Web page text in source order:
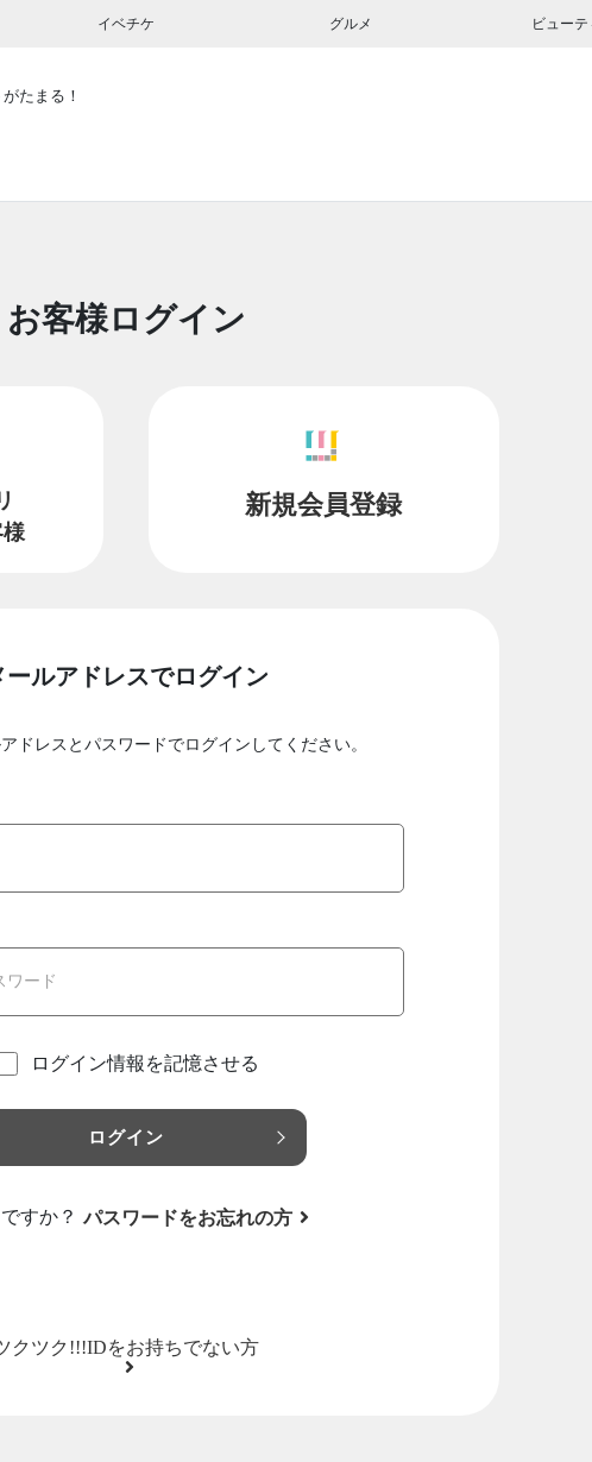
イベチケ グルメ ビューテ
たまる！
お客様ログイン
新規会員登録
ールアドレスでログイン
ドレスとパスワードでログインしてください。
ログイン情報を記憶させる
ログイン
すか？ パスワードをお忘れの方
クツク!!!IDをお持ちでない方